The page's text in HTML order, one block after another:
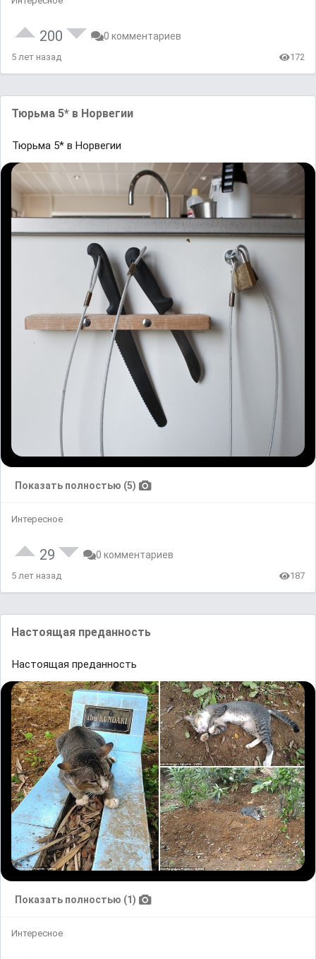
200 0 комментариев
5 лет назад 172
Тюрьма 5* в Норвегии
Тюрьма 5* в Норвегии
Показать полностью (5)
Интересное
29 0 комментариев
5 лет назад 187
Настоящая преданность
Настоящая преданность
Показать полностью (1)
Интересное